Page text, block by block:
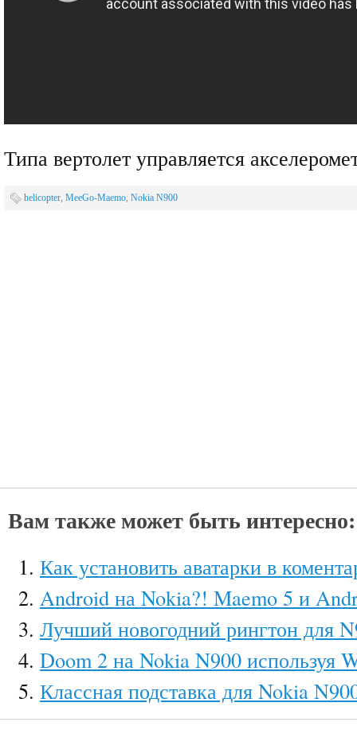
Типа вертолет управляется
helicopter, MeeGo-Maemo, Nokia N900
Вам также может быть интересно:
Как установить аватарки в
Android на Nokia?! Maemo 5 и
Лучший новогодний рингтон для
Doom 2 на Nokia N900 используя
Классная подставка для Nokia